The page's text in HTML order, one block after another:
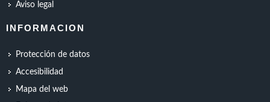
Aviso legal
INFORMACION
Protección de datos
Accesibilidad
Mapa del web